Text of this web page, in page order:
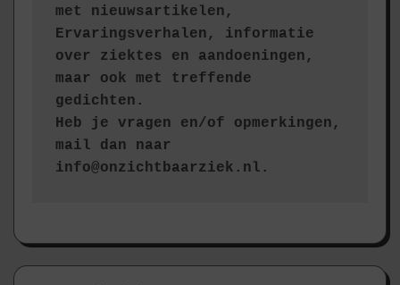
met nieuwsartikelen,
Ervaringsverhalen, informatie
over ziektes en aandoeningen,
maar ook met treffende
gedichten.
Heb je vragen en/of opmerkingen,
mail dan naar
info@onzichtbaarziek.nl.